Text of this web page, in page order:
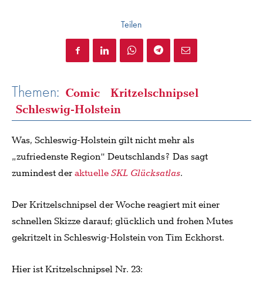
Teilen
Themen: Comic
Kritzelschnipsel
Schleswig-Holstein
Was, Schleswig-Holstein gilt nicht mehr als
„zufriedenste Region“ Deutschlands? Das sagt
zumindest deraktuelleSKL Glücksatlas.
Der Kritzelschnipsel der Woche reagiert mit einer
schnellen Skizze darauf; glücklich und frohen Mutes
gekritzelt in Schleswig-Holstein von Tim Eckhorst.
Hier ist Kritzelschnipsel Nr. 23: